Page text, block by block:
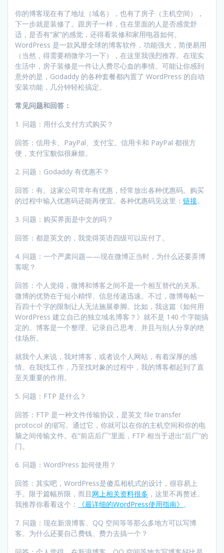
你的博客现在有了地址（域名），也有了房子（主机空间），
下一步就是装修了。跟房子一样，住在里面的人是否感觉舒
适，是否有“家”的感觉，还得看装修和家用电器如何。
WordPress 是一款风靡全球的博客软件，功能强大，简便易用
（当然，得需要稍微学习一下），在这里我强烈推荐。在现实
生活中，房子装修是一件让人费尽心血的事情。可能让你感到
意外的是，Godaddy 的各种套餐都内置了 WordPress 的自动
安装功能，几分钟轻松搞定。
常见问题和回答：
1. 问题：用什么支付方式购买？
回答：信用卡、PayPal、支付宝。信用卡和 PayPal 都很方
便，支付宝貌似很麻烦。
2. 问题：Godaddy 有优惠不？
回答：有。这家公司常年有优惠，经常放出各种优惠码。购买
的过程中输入优惠码还能再便宜。各种优惠码见这里： 链接。
3. 问题：购买界面是中文的吗？
回答：都是英文的，我觉得英语四级可以应付了。
4. 问题：一个严肃问题——现在微博正当时，为什么还要弄博
客呢？
回答：个人觉得，微博和博客之间不是一个相互替代的关系。
微博的优势在于短小精悍、信息传递迅速。不过，微博每帖一
百四十个字的限制让人无法施展拳脚。比如，我这篇《如何用
WordPress 建立自己的独立域名博客？》就不是 140 个字能搞
定的。博客是一个整理、记录自己思考、并且与别人分享的绝
佳场所。
就我个人来说，我对博客，或者说个人网站，有着深厚的感
情。在我找工作，乃至找对象的过程中，我的博客都起到了直
至关重要的作用。
5. 问题：FTP 是什么？
回答：FTP 是一种文件传输协议，是英文 file transfer
protocol 的缩写。通过它，你就可以在你的主机空间和你的电
脑之间传输文件。在“前店后厂”里面，FTP 相当于进出“后厂”的
门。
6. 问题：WordPress 如何使用？
回答：其实吧，WordPress是傻瓜相机式的设计，很容易上
手。限于篇幅所限，而且 网上相关资料很多 ，这里不再赘述。
我推荐你看看这个：
《最详细的WordPress使用指南》 。
7. 问题：现在新浪博客、QQ 空间等等那么多地方可以写博
客。为什么还要自己费钱、费力去搞一个？